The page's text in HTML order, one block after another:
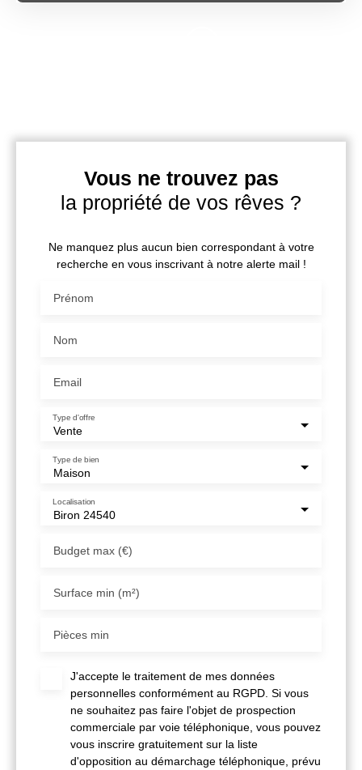
Vous ne trouvez pas
la propriété de vos rêves ?
Ne manquez plus aucun bien correspondant à votre
recherche en vous inscrivant à notre alerte mail !
Prénom
Nom
Email
Vente
Type d'offre
Maison
Type de bien
Biron 24540
Localisation
Budget max (€)
Surface min (m²)
Pièces min
J'accepte le traitement de mes données
personnelles conformément au RGPD. Si vous
ne souhaitez pas faire l'objet de prospection
commerciale par voie téléphonique, vous pouvez
vous inscrire gratuitement sur la liste
d'opposition au démarchage téléphonique, prévu